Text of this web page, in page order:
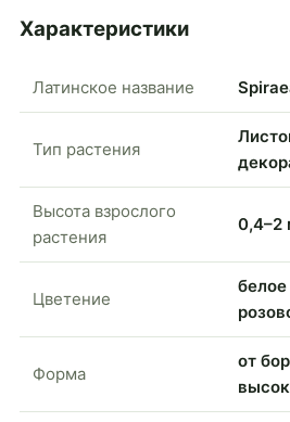
Характеристики
Латинское название
Тип растения
Высота взрослого
растения
0,4–2
Цветение
Форма
от